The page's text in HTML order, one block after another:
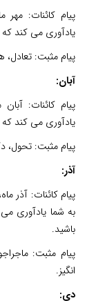
پیام کائنات:
یادآوری می کند
پیام مثبت: تعادل،
آبان:
پیام کائنات:
یادآوری می کند که
پیام مثبت: تحول،
آذر:
پیام کائنات: آذر
به شما یادآوری
باشید.
پیام مثبت:
انگیز.
دی: